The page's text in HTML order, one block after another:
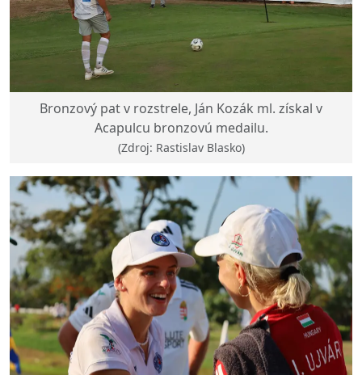
Bronzový pat v rozstrele, Ján Kozák ml. získal v
Acapulcu bronzovú medailu.
(Zdroj: Rastislav Blasko)